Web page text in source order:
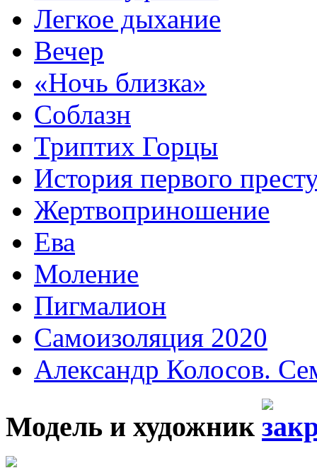
Легкое дыхание
Вечер
«Ночь близка»
Соблазн
Триптих Горцы
История первого
Жертвоприношение
Ева
Моление
Пигмалион
Самоизоляция 2020
Александр Колосов.
Модель и художник